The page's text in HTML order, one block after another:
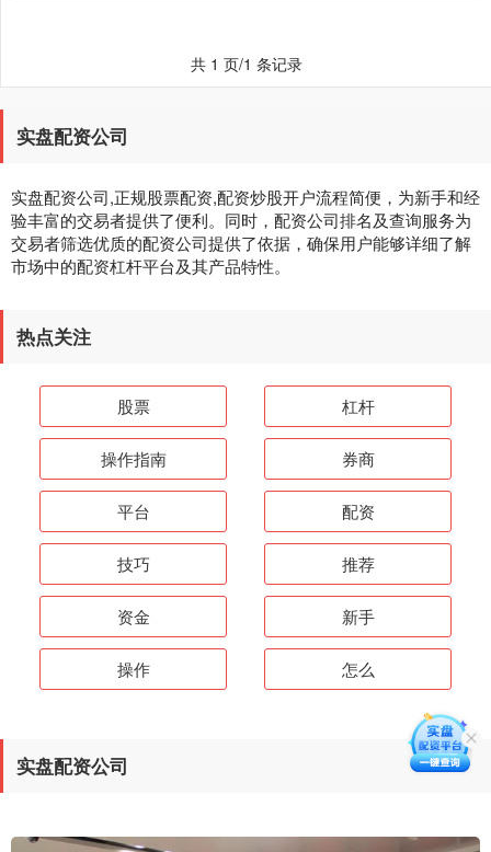
共 1 页/1 条记录
实盘配资公司
实盘配资公司,正规股票配资,配资炒股开户流程简便，为新手和经
验丰富的交易者提供了便利。同时，配资公司排名及查询服务为
交易者筛选优质的配资公司提供了依据，确保用户能够详细了解
市场中的配资杠杆平台及其产品特性。
热点关注
股票 杠杆
操作指南 券商
平台 配资
技巧 推荐
资金 新手
操作 怎么
实盘配资公司